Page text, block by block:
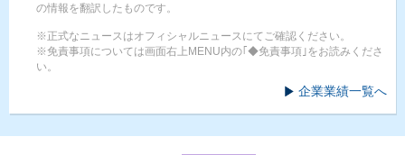
の情報を翻訳したものです。
※正式なニュースはオフィシャルニュースにてご確認ください。
※免責事項については画面右上MENU内の｢◆免責事項｣をお読みくださ
い。
企業業績一覧へ